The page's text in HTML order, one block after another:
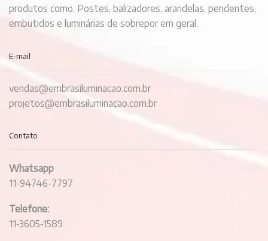
produtos como, Postes, balizadores, arandelas, pendentes,
embutidos e luminárias de sobrepor em geral.
E-mail
vendas@embrasiluminacao.com.br
projetos@embrasiluminacao.com.br
Contato
Whatsapp
11-94746-7797
Telefone:
11-3605-1589